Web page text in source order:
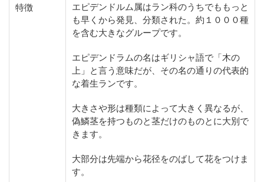
特徴
エピデンドルム属はラン科のうちでももっと
も早くから発見、分類された。約１０００種
を含む大きなグループです。
エピデンドラムの名はギリシャ語で「木の
上」と言う意味だが、その名の通りの代表的
な着生ランです。
大きさや形は種類によって大きく異なるが、
偽鱗茎を持つものと茎だけのものとに大別で
きます。
大部分は先端から花径をのばして花をつけま
す。